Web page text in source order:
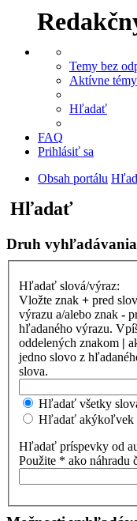
Temy bez
Aktívne témy
Hľadať
FAQ
Prihlásiť sa
Obsah portálu
Hľadať
Druh vyhľadávania
Hľadať slová/výraz:
Vložte znak + pred
výrazu a/alebo znak -
hľadaného výrazu.
oddelených znakom |
jedno slovo z
slova.
Hľadať všetky
Hľadať akýkoľvek
Hľadať príspevky od
Použite * ako náhradu